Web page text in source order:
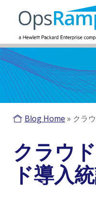
Blog Home » クラ
クラウ
ド導入